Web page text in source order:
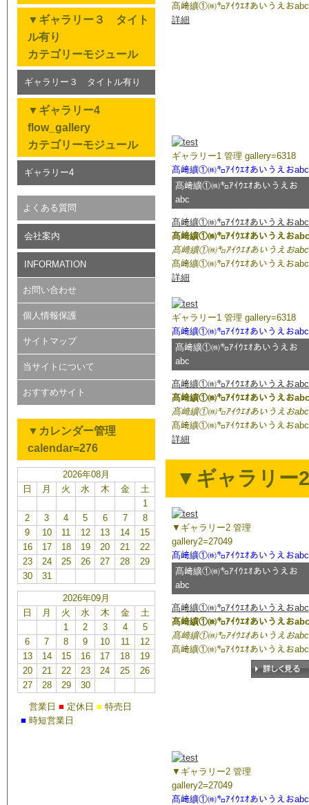
2020/03/24
髙﨑纊①㈱㌔ｱｲｳｴｵあいうえおabc
詳細
ギャラリー1 管理 gallery=6318
髙﨑纊①㈱㌔ｱｲｳｴｵあいうえおabc
髙﨑纊①㈱㌔ｱｲｳｴｵあいうえお
abc
髙﨑纊①㈱㌔ｱｲｳｴｵあいうえおabc
髙﨑纊①㈱㌔ｱｲｳｴｵあいうえおabc
髙﨑纊①㈱㌔ｱｲｳｴｵあいうえおabc
髙﨑纊①㈱㌔ｱｲｳｴｵあいうえおabc
詳細
ギャラリー1 管理 gallery=6318
髙﨑纊①㈱㌔ｱｲｳｴｵあいうえおabc
髙﨑纊①㈱㌔ｱｲｳｴｵあいうえお
abc
髙﨑纊①㈱㌔ｱｲｳｴｵあいうえおabc
髙﨑纊①㈱㌔ｱｲｳｴｵあいうえおabc
髙﨑纊①㈱㌔ｱｲｳｴｵあいうえおabc
髙﨑纊①㈱㌔ｱｲｳｴｵあいうえおabc
詳細
▼ギャラリー
▼ギャラリー2 管理
gallery2=27049
髙﨑纊①㈱㌔ｱｲｳｴｵあいうえおabc
髙﨑纊①㈱㌔ｱｲｳｴｵあいうえお
abc
髙﨑纊①㈱㌔ｱｲｳｴｵあいうえおabc
髙﨑纊①㈱㌔ｱｲｳｴｵあいうえおabc
髙﨑纊①㈱㌔ｱｲｳｴｵあいうえおabc
髙﨑纊①㈱㌔ｱｲｳｴｵあいうえおabc
▼ギャラリー2 管理
gallery2=27049
髙﨑纊①㈱㌔ｱｲｳｴｵあいうえおabc
▼ギャラリー３ タイト
ル有り
カテゴリーモジュール
ギャラリー３ タイトル有り
▼ギャラリー4
flow_gallery
カテゴリーモジュール
ギャラリー4
よくある質問
会社案内
INFORMATION
お問い合わせ
個人情報保護
サイトマップ
当サイトについて
おすすめサイト
▼カレンダー管理
calendar=276
2026年08月
日
月 火 水 木 金
土
1
2
3 4 5 6 7
8
9
10 11 12 13 14
15
16
17 18 19 20 21
22
23
24 25 26 27 28
29
30
31
2026年09月
日
月 火 水 木 金
土
1
2 3 4
5
6
7 8 9 10 11
12
13
14 15 16 17 18
19
20
21 22 23 24 25
26
27
28 29 30
営業日 ■ 定休日 ■ 特売日
■ 時短営業日